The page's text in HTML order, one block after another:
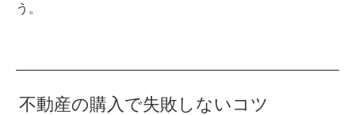
う。
不動産の購入で失敗しないコツ